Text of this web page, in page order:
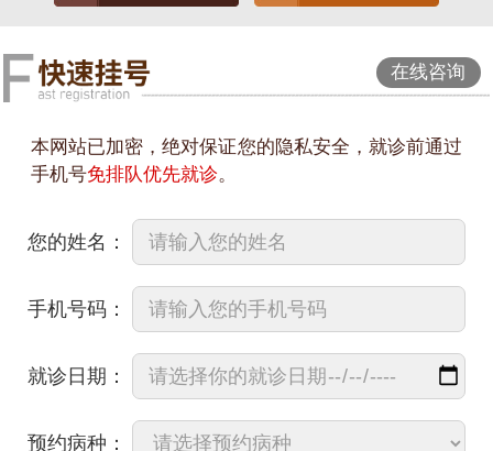
在线咨询
本网站已加密，绝对保证您的隐私安全，就诊前通过
手机号免排队优先就诊。
您的姓名：
手机号码：
就诊日期：
预约病种：